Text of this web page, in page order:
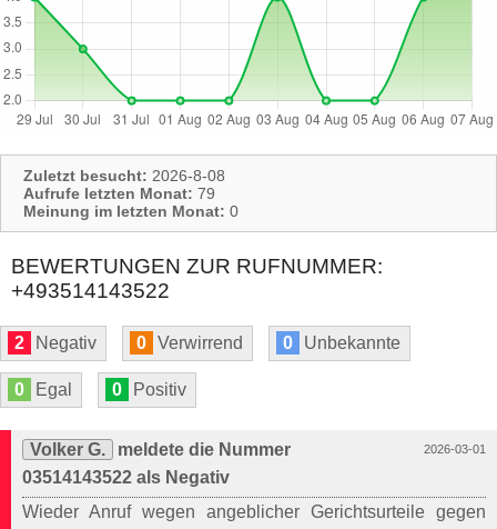
Zuletzt besucht: 2026-8-08
Aufrufe letzten Monat: 79
Meinung im letzten Monat: 0
BEWERTUNGEN ZUR RUFNUMMER:
+493514143522
2 Negativ 0 Verwirrend 0 Unbekannte
0 Egal 0 Positiv
2026-03-01
Volker G.
meldete die Nummer
03514143522 als Negativ
Wieder Anruf wegen angeblicher Gerichtsurteile gegen